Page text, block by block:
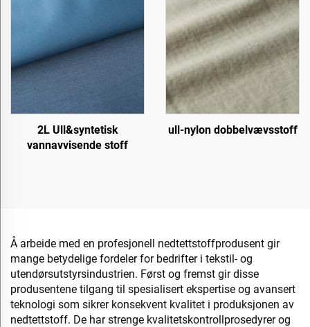
2L Ull&syntetisk
vannavvisende stoff
ull-nylon dobbelvævsstoff
Å arbeide med en profesjonell nedtettstoffprodusent gir
mange betydelige fordeler for bedrifter i tekstil- og
utendørsutstyrsindustrien. Først og fremst gir disse
produsentene tilgang til spesialisert ekspertise og avansert
teknologi som sikrer konsekvent kvalitet i produksjonen av
nedtettstoff. De har strenge kvalitetskontrollprosedyrer og